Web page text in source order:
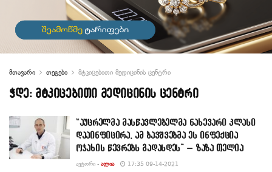
მთავარი თეგები მტკიცებითი მედიცინის ცენტრი
ჭდე: მტკიცებითი მედიცინის ცენტრი
“აუცრელმა მასწავლებელმა ნახევარი კლასი
დააინფიცირა, ამ ბავშვებმა ეს ინფექცია
ოჯახის წევრებს გადასდეს” – ზაზა თელია
ᲐᲕᲢᲝᲠᲘ - ᲐᲚᲘᲐ 17:35 09-14-2021